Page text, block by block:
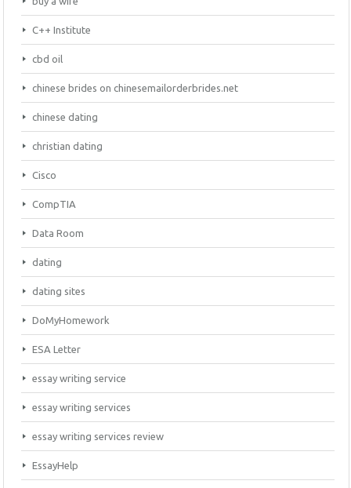
C++ Institute
cbd oil
chinese brides on chinesemailorderbrides.net
chinese dating
christian dating
Cisco
CompTIA
Data Room
dating
dating sites
DoMyHomework
ESA Letter
essay writing service
essay writing services
essay writing services review
EssayHelp